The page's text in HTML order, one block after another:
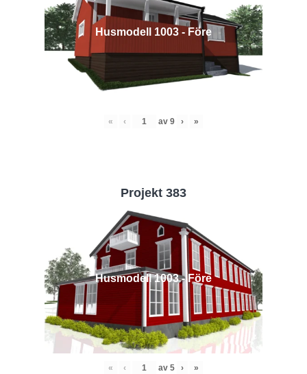
Husmodell 1003 - Före
« ‹ av 9 › »
Projekt 383
Husmodell 1003 - Före
« ‹ av 5 › »